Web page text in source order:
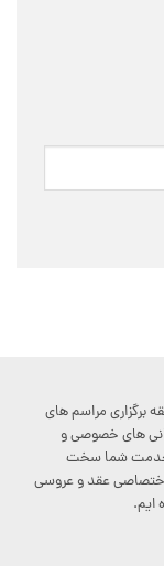
سابقه برگزاری مراسم های
های خصوصی و
خدمت شما سخت
عقد و عروسی
ایم.